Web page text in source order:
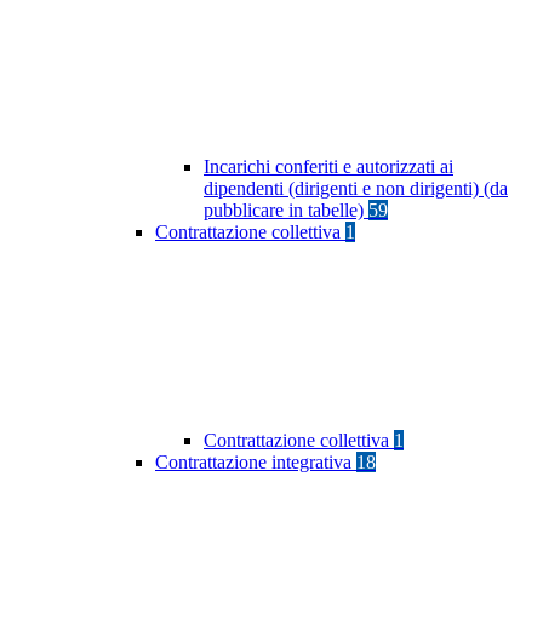
Incarichi conferiti e autorizzati ai
dipendenti (dirigenti e non dirigenti) (da
pubblicare in tabelle) 59
Contrattazione collettiva 1
Contrattazione collettiva 1
Contrattazione integrativa 18